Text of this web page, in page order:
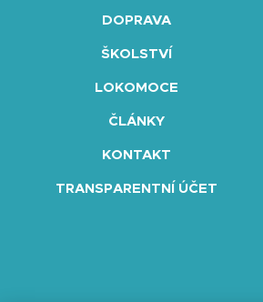
DOPRAVA
ŠKOLSTVÍ
LOKOMOCE
ČLÁNKY
KONTAKT
TRANSPARENTNÍ ÚČET